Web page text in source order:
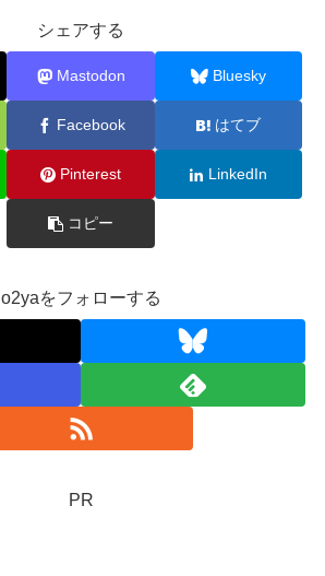
シェアする
Mastodon Bluesky
Facebook はてブ
Pinterest LinkedIn
コピー
o2yaをフォローする
PR